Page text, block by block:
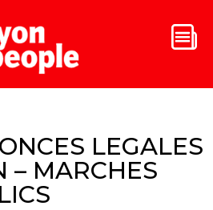
LEGALES
– MARCHES